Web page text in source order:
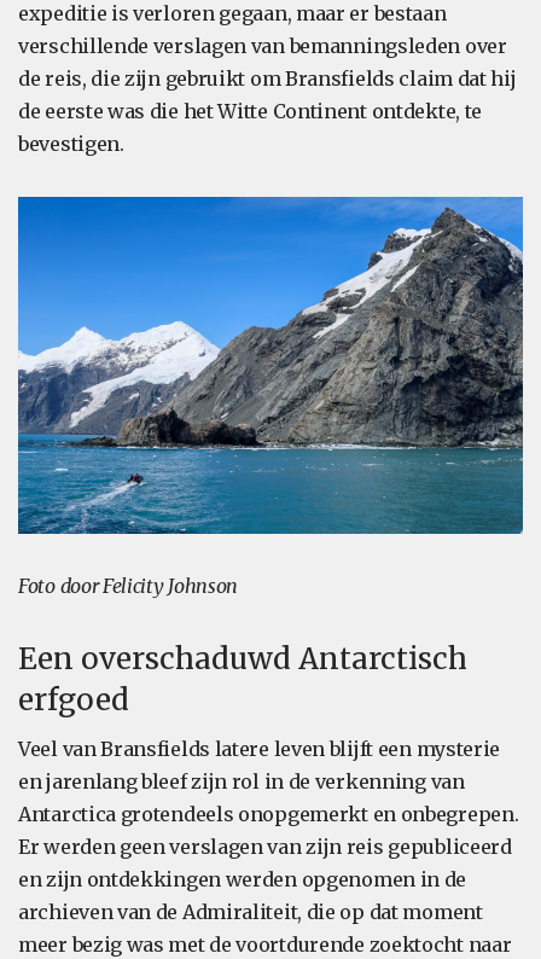
expeditie is verloren gegaan, maar er bestaan
verschillende verslagen van bemanningsleden over
de reis, die zijn gebruikt om Bransfields claim dat hij
de eerste was die het Witte Continent ontdekte, te
bevestigen.
Foto door Felicity Johnson
Een overschaduwd Antarctisch
erfgoed
Veel van Bransfields latere leven blijft een mysterie
en jarenlang bleef zijn rol in de verkenning van
Antarctica grotendeels onopgemerkt en onbegrepen.
Er werden geen verslagen van zijn reis gepubliceerd
en zijn ontdekkingen werden opgenomen in de
archieven van de Admiraliteit, die op dat moment
meer bezig was met de voortdurende zoektocht naar